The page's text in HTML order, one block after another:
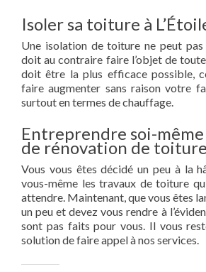
Isoler sa toiture à
Une isolation de toiture ne peut pas
doit au contraire faire l’objet de
doit être la plus efficace possible,
faire augmenter sans raison votre
surtout en termes de chauffage.
Entreprendre soi-
de rénovation de toiture
Vous vous êtes décidé un peu à la
vous-même les travaux de toiture
attendre. Maintenant, que vous êtes
un peu et devez vous rendre à
sont pas faits pour vous. Il vous
solution de faire appel à nos services.